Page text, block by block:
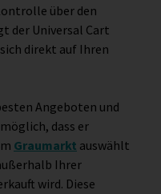
über den
der Universal Cart
direkt auf Ihren
Angeboten und
dass er
Graumarkt auswählt
Ihrer
wird. Diese